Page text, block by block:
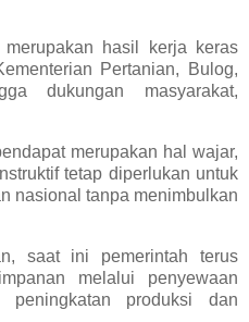
hasil kerja keras
Pertanian, Bulog,
dukungan masyarakat,
merupakan hal wajar,
tetap diperlukan untuk
nasional tanpa menimbulkan
saat ini pemerintah terus
melalui penyewaan
peningkatan produksi dan